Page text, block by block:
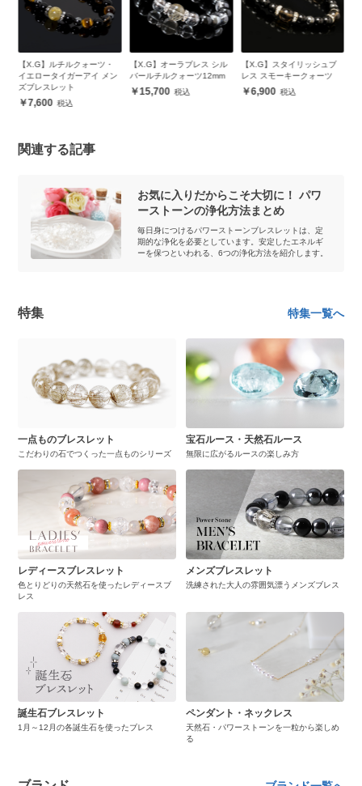
【X.G】ルチルクォーツ・
イエロータイガーアイ メン
ズブレスレット
7,600
【X.G】オーラブレス シル
バールチルクォーツ12mm
15,700
【X.G】スタイリッシュブ
レス スモーキークォーツ
6,900
関連する記事
お気に入りだからこそ大切に！ パワ
ーストーンの浄化方法まとめ
毎日身につけるパワーストーンブレスレットは、定
期的な浄化を必要としています。安定したエネルギ
ーを保つといわれる、6つの浄化方法を紹介します。
特集 特集一覧へ
一点ものブレスレット
こだわりの石でつくった一点ものシリーズ
宝石ルース・天然石ルース
無限に広がるルースの楽しみ方
レディースブレスレット
色とりどりの天然石を使ったレディースブ
レス
メンズブレスレット
洗練された大人の雰囲気漂うメンズブレス
誕生石ブレスレット
1月～12月の各誕生石を使ったブレス
ペンダント・ネックレス
天然石・パワーストーンを一粒から楽しめ
る